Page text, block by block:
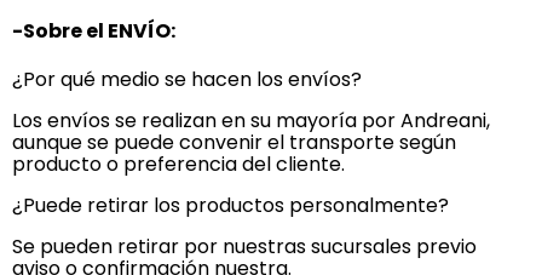
-Sobre el ENVÍO:
¿Por qué medio se hacen los envíos?
Los envíos se realizan en su mayoría por Andreani,
aunque se puede convenir el transporte según
producto o preferencia del cliente.
¿Puede retirar los productos personalmente?
Se pueden retirar por nuestras sucursales previo
aviso o confirmación nuestra.